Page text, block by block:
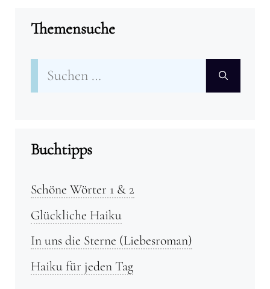
Themensuche
Suchen
nach:
Buchtipps
Schöne Wörter 1 & 2
Glückliche Haiku
In uns die Sterne (Liebesroman)
Haiku für jeden Tag